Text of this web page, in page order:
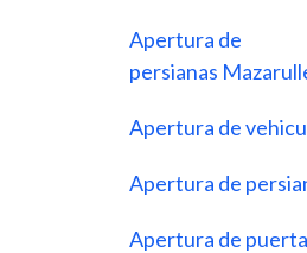
Apertura de
persianas
Apertura de
Apertura de
Apertura de